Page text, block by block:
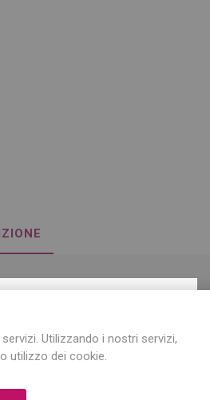
nostre ultime offerte
×
Utilizzando i nostri servizi,
utilizzo dei cookie.